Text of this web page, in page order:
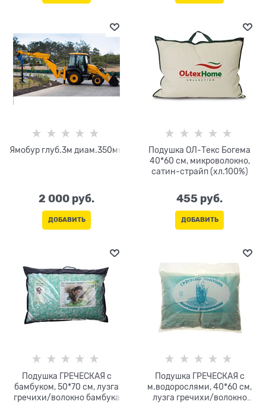
Ямобур глуб.3м диам.350мм
2 000 руб.
ДОБАВИТЬ
Подушка ОЛ-Текс Богема
40*60 см, микроволокно,
сатин-страйп (хл.100%)
455 руб.
ДОБАВИТЬ
Подушка ГРЕЧЕСКАЯ с
бамбуком, 50*70 см, лузга
гречихи/волокно бамбука
Подушка ГРЕЧЕСКАЯ с
м.водорослями, 40*60 см,
лузга гречихи/волокно